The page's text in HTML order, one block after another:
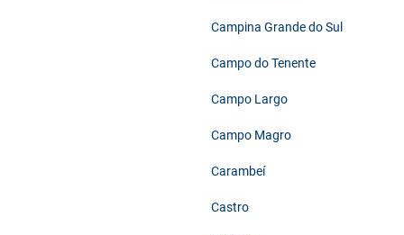
Campina Grande do Sul
Campo do Tenente
Campo Largo
Campo Magro
Carambeí
Castro